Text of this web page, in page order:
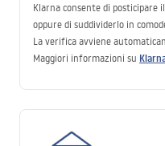
Klarna consente di posticipare
oppure di suddividerlo in
La verifica avviene
Maggiori informazioni su